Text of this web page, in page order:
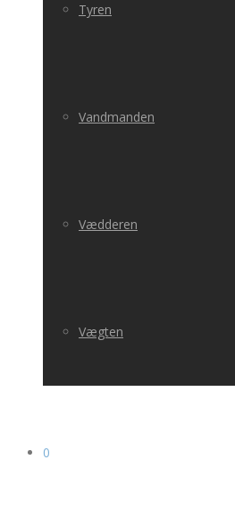
Tyren
Vandmanden
Vædderen
Vægten
0